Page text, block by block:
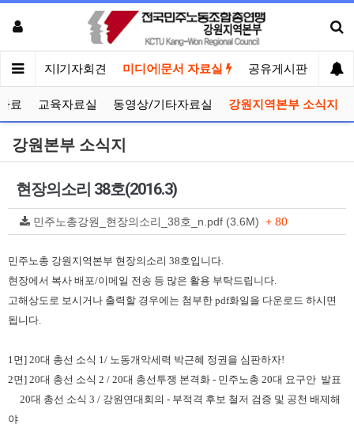
인 공지|기자회견 미디어|문서 자료실 공유게시판 선
료 교육자료실 동영상/기타자료실 강원지역본부 소식지
강원본부 소식지
현장의소리 38호(2016.3)
민주노총강원_현장의소리_38호_n.pdf (3.6M) + 80
민주노총 강원지역본부 현장의소리 38호입니다.
현장에서 복사 배포/이메일 전송 등 많은 활용 부탁드립니다.
고해상도로 보시거나 출력할 경우에는 첨부한 pdf화일을 다운로드 하시면
됩니다.
1면] 20대 총선 소식 1/ 노동개악세력 박근혜 정권을 심판하자!
2면] 20대 총선 소식 2 / 20대 총선투쟁 본격화 - 민주노총 20대 요구안 발표
20대 총선 소식 3 / 강원연대회의 - 부적격 후보 철저 검증 및 공천 배제해
야